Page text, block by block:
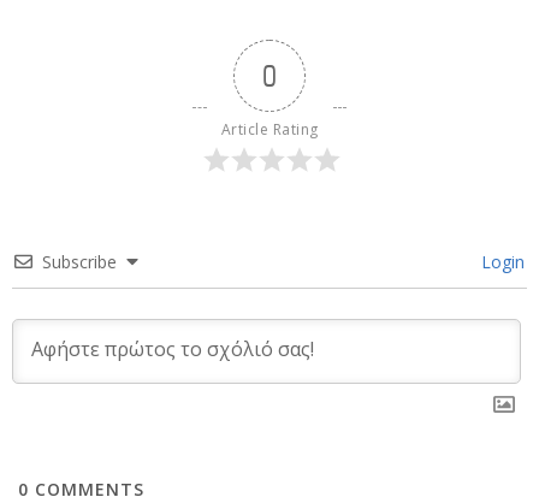
0
Article Rating
Subscribe Login
0 COMMENTS